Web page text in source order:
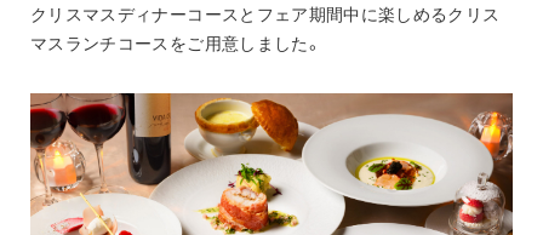
クリスマスディナーコースとフェア期間中に楽しめるクリス
マスランチコースをご用意しました。